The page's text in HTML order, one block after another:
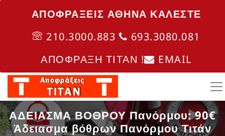
ΑΠΟΦΡΑΞΕΙΣ ΑΘΗΝΑ ΚΑΛΈΣΤΕ
210.3000.883
693.3080.081
ΑΠΟΦΡΑΞΗ ΤΙΤΑΝ !
EMAIL
ΑΔΕΙΑΣΜΑ ΒΟΘΡΟΥ Πανόρμου: 90€
Άδειασμα βόθρων Πανόρμου Τιτάν